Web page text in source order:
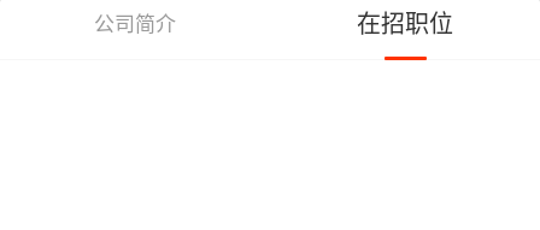
公司简介 在招职位